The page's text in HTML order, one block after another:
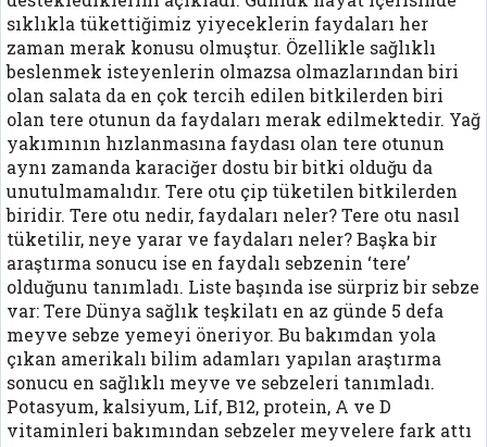
sıklıkla tükettiğimiz yiyeceklerin faydaları her
zaman merak konusu olmuştur. Özellikle sağlıklı
beslenmek isteyenlerin olmazsa olmazlarından biri
olan salata da en çok tercih edilen bitkilerden biri
olan tere otunun da faydaları merak edilmektedir. Yağ
yakımının hızlanmasına faydası olan tere otunun
aynı zamanda karaciğer dostu bir bitki olduğu da
unutulmamalıdır. Tere otu çip tüketilen bitkilerden
biridir. Tere otu nedir, faydaları neler? Tere otu nasıl
tüketilir, neye yarar ve faydaları neler? Başka bir
araştırma sonucu ise en faydalı sebzenin ‘tere’
olduğunu tanımladı. Liste başında ise sürpriz bir sebze
var: Tere Dünya sağlık teşkilatı en az günde 5 defa
meyve sebze yemeyi öneriyor. Bu bakımdan yola
çıkan amerikalı bilim adamları yapılan araştırma
sonucu en sağlıklı meyve ve sebzeleri tanımladı.
Potasyum, kalsiyum, Lif, B12, protein, A ve D
vitaminleri bakımından sebzeler meyvelere fark attı